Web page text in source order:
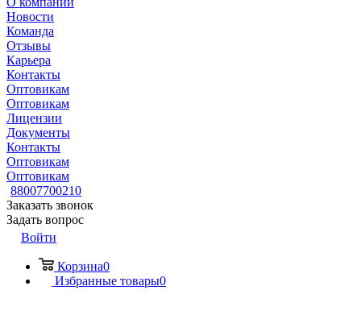
Новости
Команда
Отзывы
Карьера
Контакты
Оптовикам
Оптовикам
Лицензии
Документы
Контакты
Оптовикам
Оптовикам
88007700210
Заказать звонок
Задать вопрос
Войти
Корзина0
Избранные товары0